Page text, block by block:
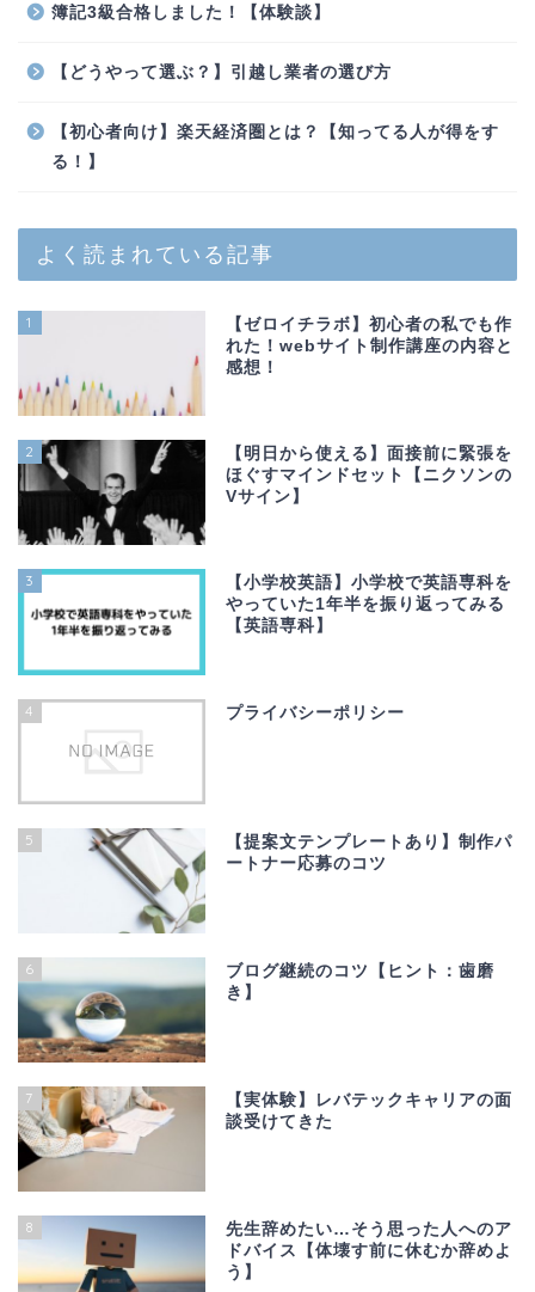
簿記3級合格しました！【体験談】
【どうやって選ぶ？】引越し業者の選び方
【初心者向け】楽天経済圏とは？【知ってる人が得をす
る！】
よく読まれている記事
1
【ゼロイチラボ】初心者の私でも作
れた！webサイト制作講座の内容と
感想！
2
【明日から使える】面接前に緊張を
ほぐすマインドセット【ニクソンの
Vサイン】
3
【小学校英語】小学校で英語専科を
やっていた1年半を振り返ってみる
【英語専科】
4 プライバシーポリシー
5
【提案文テンプレートあり】制作パ
ートナー応募のコツ
6
ブログ継続のコツ【ヒント：歯磨
き】
7
【実体験】レバテックキャリアの面
談受けてきた
8
先生辞めたい…そう思った人へのア
ドバイス【体壊す前に休むか辞めよ
う】